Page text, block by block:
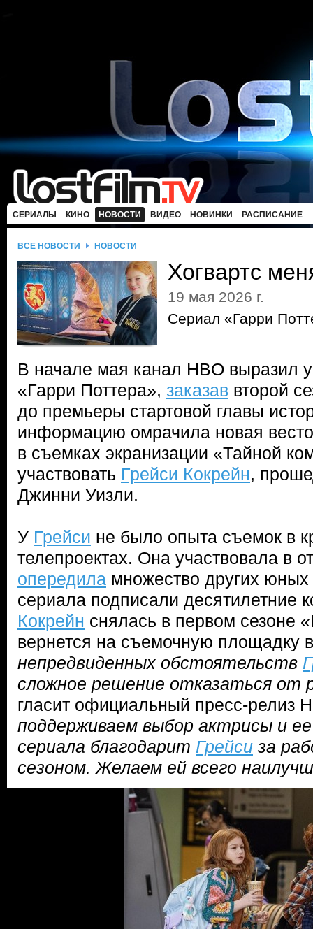
СЕРИАЛЫ КИНО НОВОСТИ ВИДЕО НОВИНКИ РАСПИСАНИЕ
ВСЕ НОВОСТИ НОВОСТИ
Хогвартс
19 мая 2026 г.
Сериал «Гарри
В начале мая канал HBO выразил
«Гарри Поттера», заказав второй
до премьеры стартовой главы
информацию омрачила новая
в съемках экранизации «Тайной
участвовать Грейси Кокрейн,
Джинни Уизли.
У Грейси не было опыта съемок в
телепроектах. Она участвовала в
опередила множество других юных
сериала подписали десятилетние
Кокрейн снялась в первом сезоне
вернется на съемочную площадку
непредвиденных обстоятельств
сложное решение отказаться от
гласит официальный пресс-релиз
поддерживаем выбор актрисы и
сериала благодарит Грейси за
сезоном. Желаем ей всего